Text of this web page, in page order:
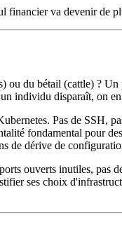
financier va devenir de
ou du bétail (cattle) ?
individu disparaît, on
Pas de SSH,
fondamental pour
de dérive de
ouverts inutiles, pas
ses choix